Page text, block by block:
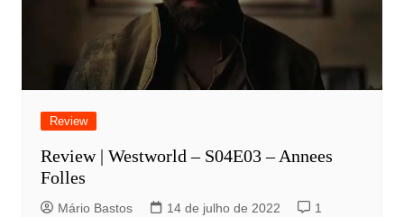
Review
Review | Westworld – S04E03 – Annees
Folles
Mário Bastos 14 de julho de 2022 1